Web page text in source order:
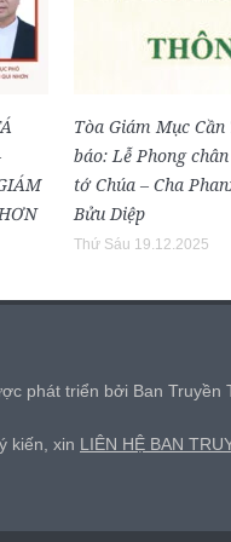
Tòa Giám Mục
báo: Lễ Phong
tớ Chúa – Cha
Bửu Diệp
Thứ Sáu 19.12.2025
phát triển bởi Ban Truyền
kiến, xin LIÊN HỆ BAN